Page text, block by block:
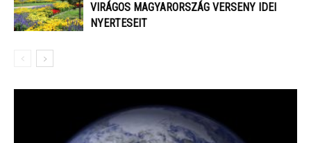
VIRÁGOS MAGYARORSZÁG VERSENY IDEI
NYERTESEIT